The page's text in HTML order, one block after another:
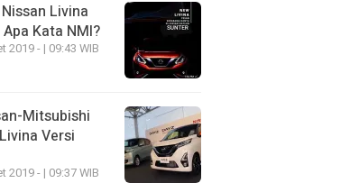
Livina
Kata NMI?
2019 - | 09:43 WIB
Mitsubishi
Versi
2019 - | 09:37 WIB